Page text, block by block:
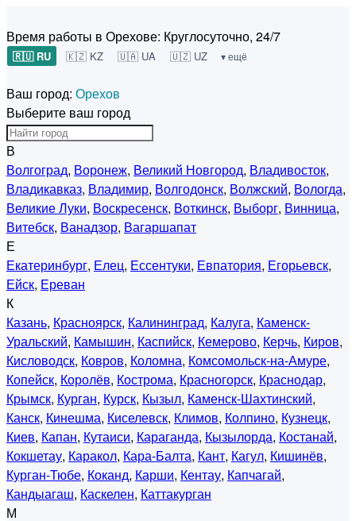
Время работы в Орехове: Круглосуточно, 24/7
🇷🇺 RU 🇰🇿 KZ 🇺🇦 UA 🇺🇿 UZ ▾ ещё
Ваш город: Орехов
Выберите ваш город
В
Волгоград, Воронеж, Великий Новгород, Владивосток,
Владикавказ, Владимир, Волгодонск, Волжский, Вологда,
Великие Луки, Воскресенск, Воткинск, Выборг, Винница,
Витебск, Ванадзор, Вагаршапат
Е
Екатеринбург, Елец, Ессентуки, Евпатория, Егорьевск,
Ейск, Ереван
К
Казань, Красноярск, Калининград, Калуга, Каменск-
Уральский, Камышин, Каспийск, Кемерово, Керчь, Киров,
Кисловодск, Ковров, Коломна, Комсомольск-на-Амуре,
Копейск, Королёв, Кострома, Красногорск, Краснодар,
Крымск, Курган, Курск, Кызыл, Каменск-Шахтинский,
Канск, Кинешма, Киселевск, Климов, Колпино, Кузнецк,
Киев, Капан, Кутаиси, Караганда, Кызылорда, Костанай,
Кокшетау, Каракол, Кара-Балта, Кант, Кагул, Кишинёв,
Курган-Тюбе, Коканд, Карши, Кентау, Капчагай,
Кандыагаш, Каскелен, Каттакурган
М